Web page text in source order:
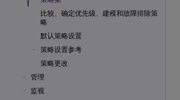
比较、确定优先级、建模和故障排除策
略
默认策略设置
策略设置参考
策略更改
管理
监视